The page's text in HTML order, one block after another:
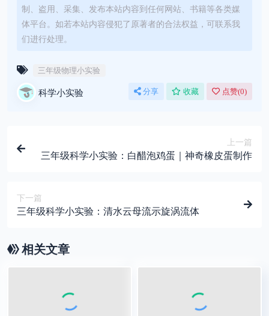
制、盗用、采集、发布本站内容到任何网站、书籍等各类媒
体平台。如若本站内容侵犯了原著者的合法权益，可联系我
们进行处理。
三年级物理小实验
科学小实验 分享 收藏 点赞(0)
上一篇
三年级科学小实验：白醋泡鸡蛋｜神奇橡皮蛋制作
下一篇
三年级科学小实验：清水云母流示旋涡流体
相关文章